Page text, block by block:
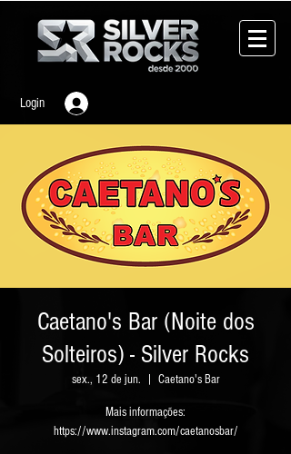
Login
Caetano's Bar (Noite dos
Solteiros) - Silver Rocks
sex., 12 de jun. Caetano's Bar
Mais informações:
https://www.instagram.com/caetanosbar/